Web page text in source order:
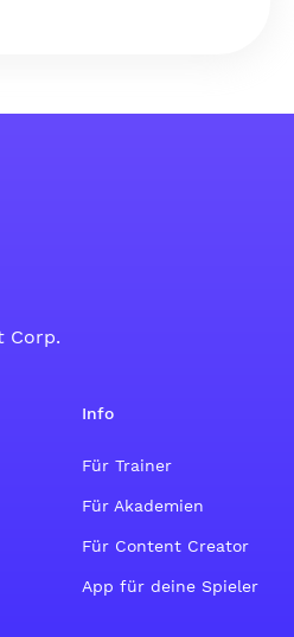
AccountAccount
Corp.
Info
Für Trainer
Für Akademien
Für Content Creator
App für deine Spieler